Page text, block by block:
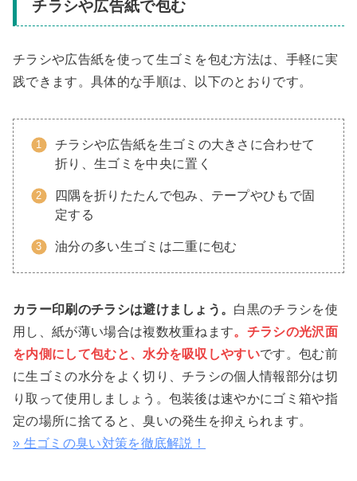
チラシや広告紙で包む
チラシや広告紙を使って生ゴミを包む方法は、手軽に実
践できます。具体的な手順は、以下のとおりです。
チラシや広告紙を生ゴミの大きさに合わせて
折り、生ゴミを中央に置く
四隅を折りたたんで包み、テープやひもで固
定する
油分の多い生ゴミは二重に包む
カラー印刷のチラシは避けましょう。 白黒のチラシを使
用し、紙が薄い場合は複数枚重ねます。チラシの光沢面
を内側にして包むと、水分を吸収しやすいです。包む前
に生ゴミの水分をよく切り、チラシの個人情報部分は切
り取って使用しましょう。包装後は速やかにゴミ箱や指
定の場所に捨てると、臭いの発生を抑えられます。
» 生ゴミの臭い対策を徹底解説！